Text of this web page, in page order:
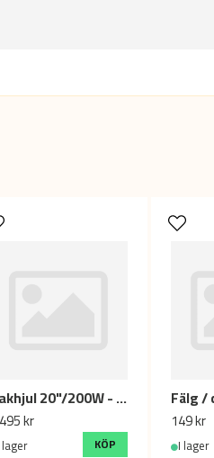
Bakhjul 20"/200W - Elcykel 24V
kr
KÖP
149 kr
I lager